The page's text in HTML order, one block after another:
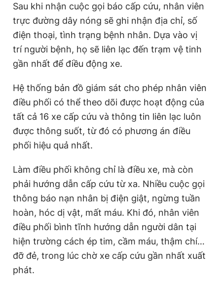
Sau khi nhận cuộc gọi báo cấp cứu, nhân viên
trực đường dây nóng sẽ ghi nhận địa chỉ, số
điện thoại, tình trạng bệnh nhân. Dựa vào vị
trí người bệnh, họ sẽ liên lạc đến trạm vệ tinh
gần nhất để điều động xe.
Hệ thống bản đồ giám sát cho phép nhân viên
điều phối có thể theo dõi được hoạt động của
tất cả 16 xe cấp cứu và thông tin liên lạc luôn
được thông suốt, từ đó có phương án điều
phối hiệu quả nhất.
Làm điều phối không chỉ là điều xe, mà còn
phải hướng dẫn cấp cứu từ xa. Nhiều cuộc gọi
thông báo nạn nhân bị điện giật, ngừng tuần
hoàn, hóc dị vật, mất máu. Khi đó, nhân viên
điều phối bình tĩnh hướng dẫn người dân tại
hiện trường cách ép tim, cầm máu, thậm chí…
đỡ đẻ, trong lúc chờ xe cấp cứu gần nhất xuất
phát.